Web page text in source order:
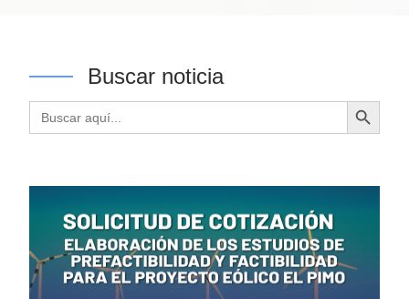
Buscar noticia
Buscar: Botón de búsqueda